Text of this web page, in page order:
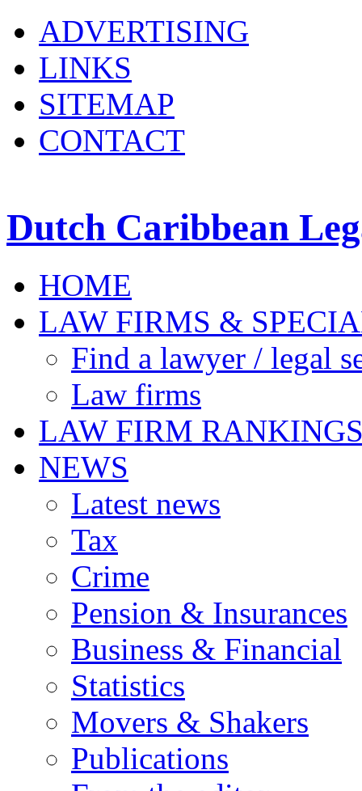
ADVERTISING
LINKS
SITEMAP
CONTACT
Dutch Caribbean
HOME
LAW FIRMS &
Find a lawyer / legal
Law firms
LAW FIRM
NEWS
Latest news
Tax
Crime
Pension & Insurances
Business & Financial
Statistics
Movers & Shakers
Publications